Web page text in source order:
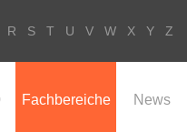
R S T U V W X Y Z
Fachbereiche News